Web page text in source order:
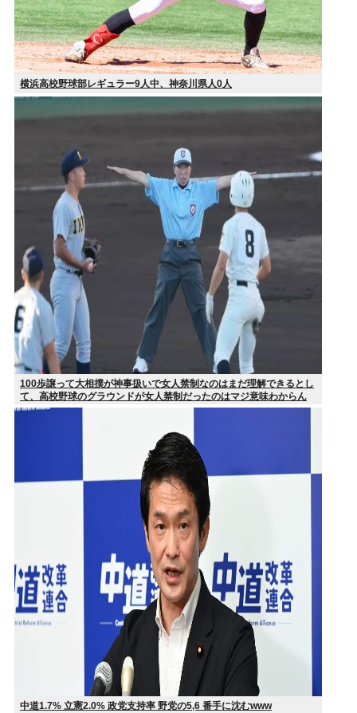
横浜高校野球部レギュラー9人中、神奈川県人0人
100歩譲って大相撲が神事扱いで女人禁制なのはまだ理解できるとし
て、高校野球のグラウンドが女人禁制だったのはマジ意味わからん
中道1.7% 立憲2.0% 政党支持率 野党の5,6 番手に沈むwww